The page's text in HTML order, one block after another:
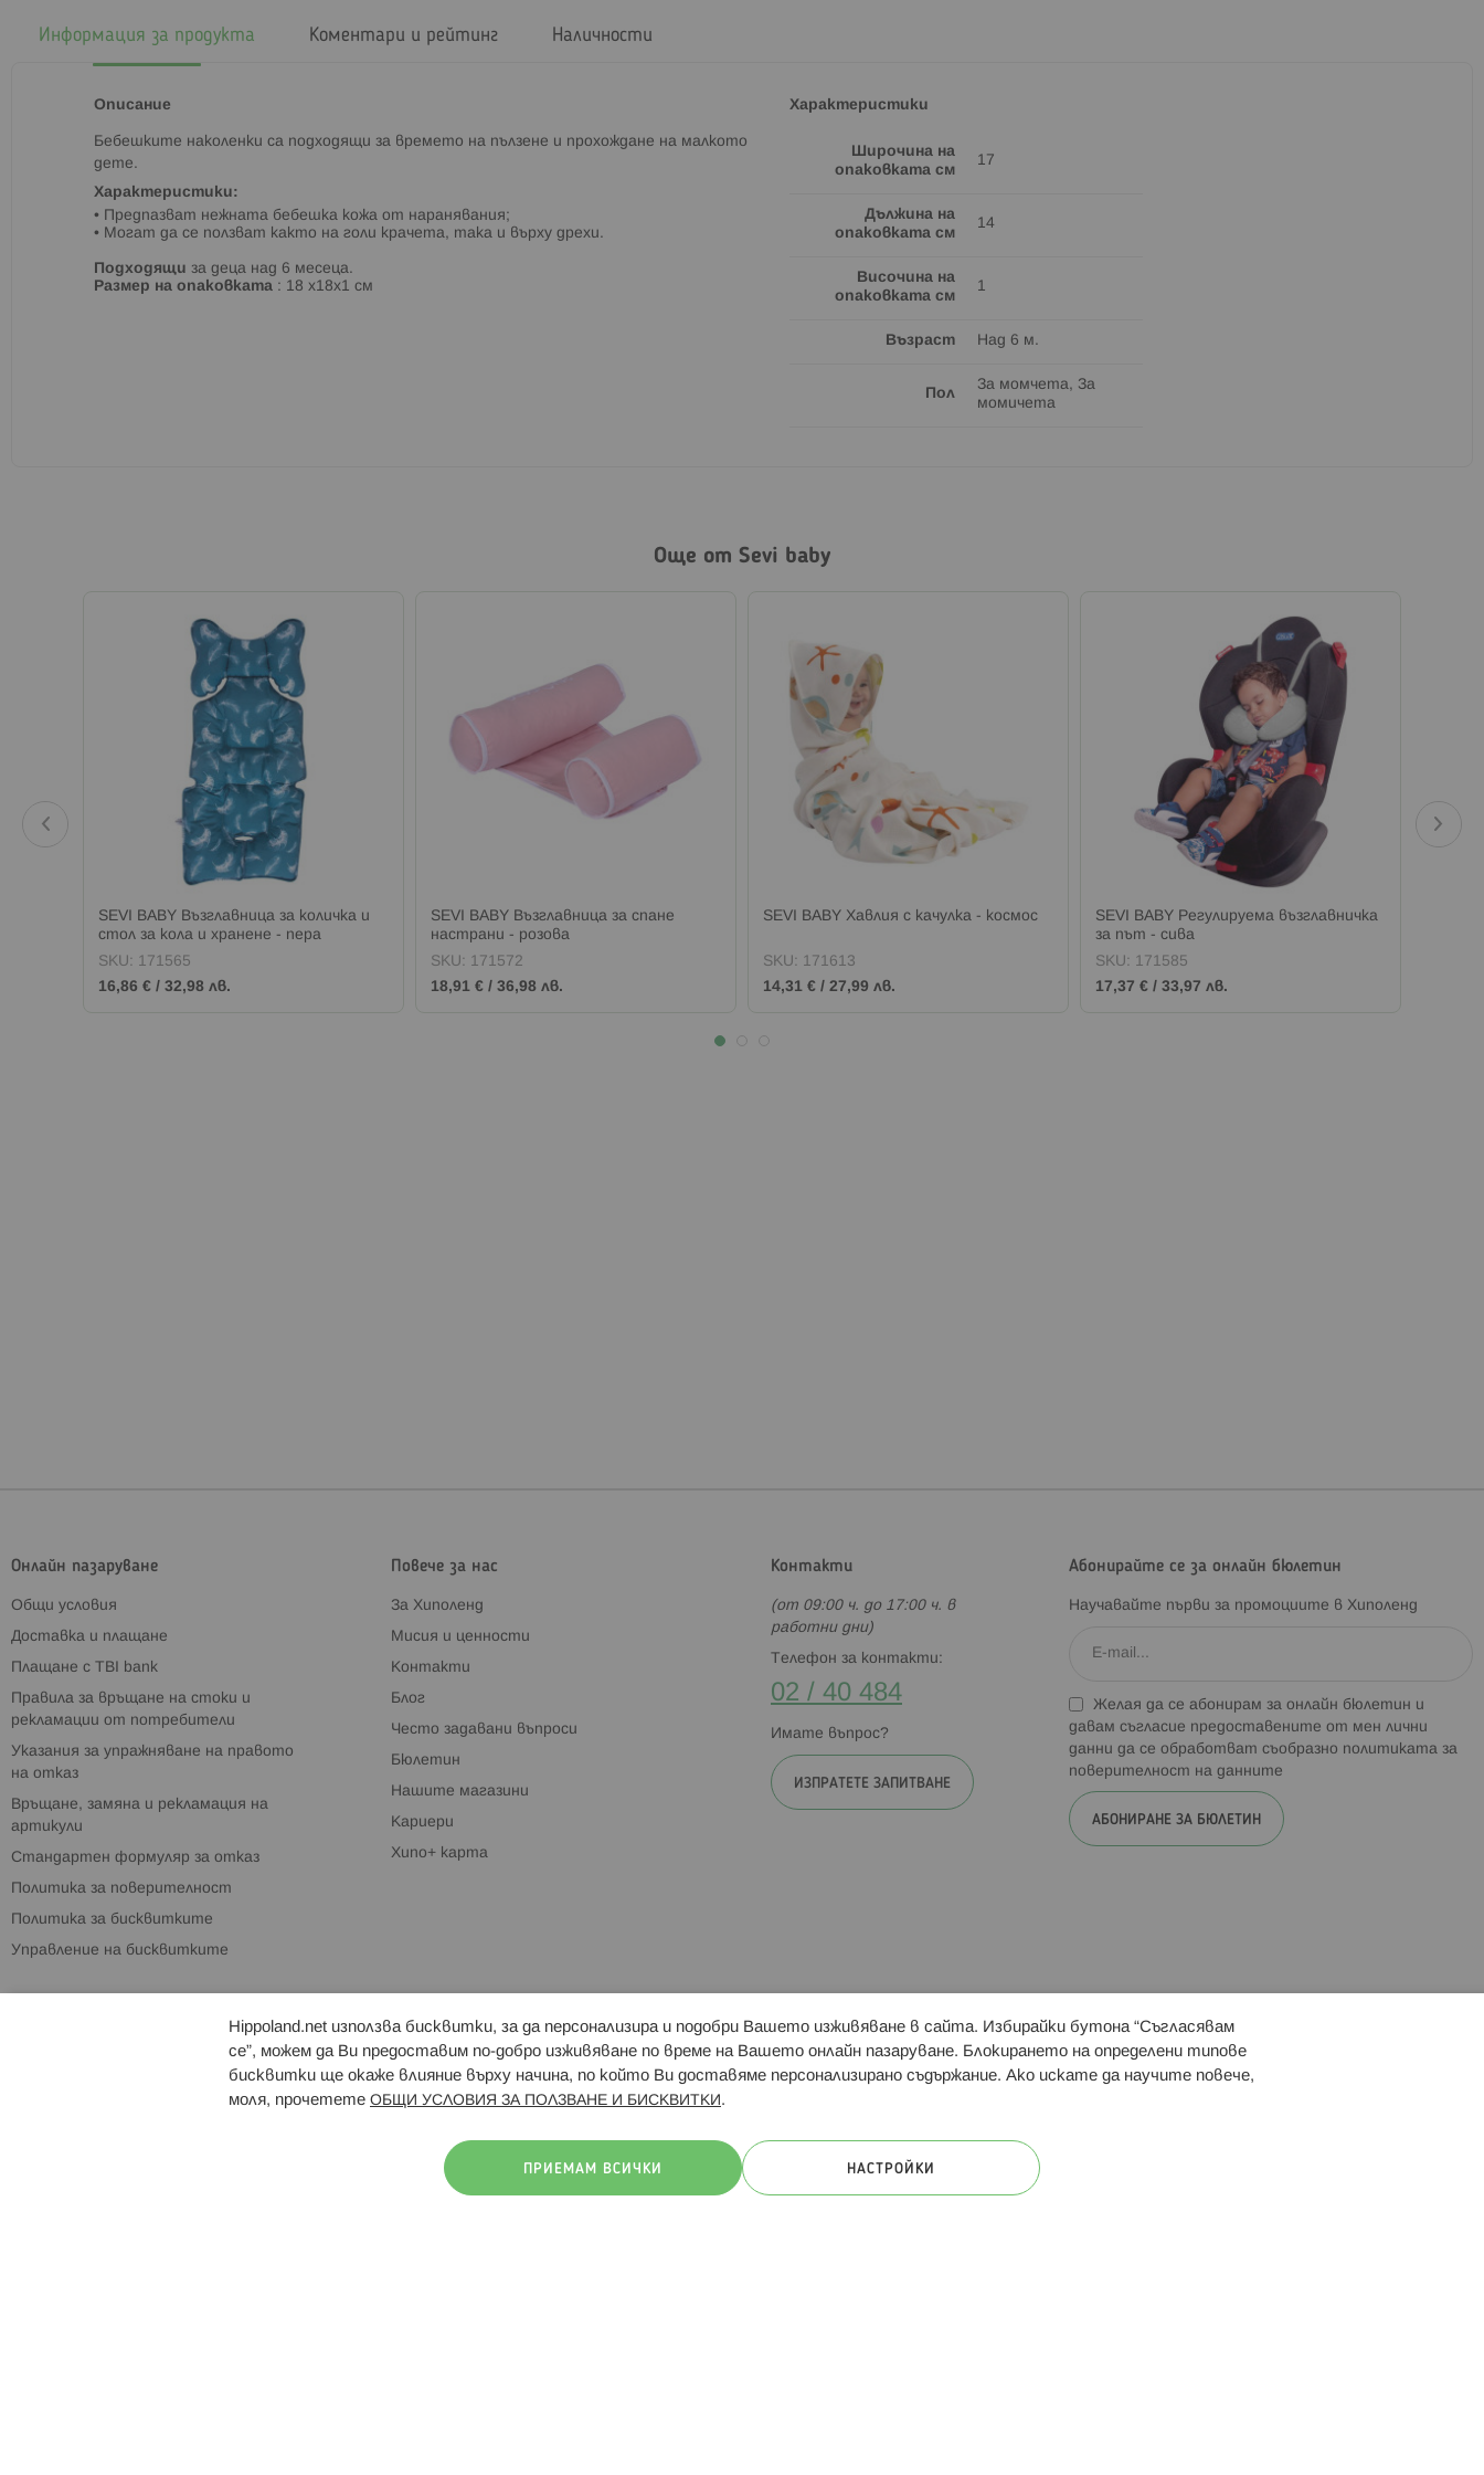
Информация за продукта
Описание
Бебешките наколенки са подходящи за времето на пълзене и прохождане на малкото
дете.
Характеристики:
• Предпазват нежната бебешка кожа от наранявания;
• Могат да се ползват както на голи крачета, така и върху дрехи.
Подходящи за децa над 6 месеца.
Размер на опаковката : 18 х18х1 см
Характеристики
Широчина на
опаковката см
17
Дължина на
опаковката см
14
Височина на
опаковката см
1
Възраст Над 6 м.
Пол
За момчета, За
момичета
Коментари и рейтинг Наличности
Още от Sevi baby
SEVI BABY Възглавница за количка и
стол за кола и хранене - пера
SKU: 171565
16,86 € / 32,98 лв.
SEVI BABY Възглавница за спане
настрани - розова
SKU: 171572
18,91 € / 36,98 лв.
SEVI BABY Хавлия с качулка - космос
SKU: 171613
14,31 € / 27,99 лв.
SEVI BABY Регулируема възглавничка
за път - сива
SKU: 171585
17,37 € / 33,97 лв.
Онлайн пазаруване
Общи условия
Доставка и плащане
Плащане с TBI bank
Правила за връщане на стоки и
рекламации от потребители
Указания за упражняване на правото
на отказ
Връщане, замяна и рекламация на
артикули
Стандартен формуляр за отказ
Политика за поверителност
Политика за бисквитките
Управление на бисквитките
Повече за нас
За Хиполенд
Мисия и ценности
Контакти
Блог
Често задавани въпроси
Бюлетин
Нашите магазини
Кариери
Хипо+ карта
Контакти
(от 09:00 ч. до 17:00 ч. в
работни дни)
Телефон за контакти:
02 / 40 484
Имате въпрос?
ИЗПРАТЕТЕ ЗАПИТВАНЕ
Абонирайте се за онлайн бюлетин
Научавайте първи за промоциите в Хиполенд
Желая да се абонирам за онлайн бюлетин и
давам съгласие предоставените от мен лични
данни да се обработват съобразно политиката за
поверителност на данните
АБОНИРАНЕ ЗА БЮЛЕТИН
Брошури Магазини Свързани сайтове: Hippoland.ro Последвайте ни:
Hippoland.net използва бисквитки, за да персонализира и подобри Вашето изживяване в сайта. Избирайки бутона “Съгласявам
се”, можем да Ви предоставим по-добро изживяване по време на Вашето онлайн пазаруване. Блокирането на определени типове
бисквитки ще окаже влияние върху начина, по който Ви доставяме персонализирано съдържание. Ако искате да научите повече,
моля, прочетете ОБЩИ УСЛОВИЯ ЗА ПОЛЗВАНЕ И БИСКВИТКИ .
ПРИЕМАМ ВСИЧКИ НАСТРОЙКИ